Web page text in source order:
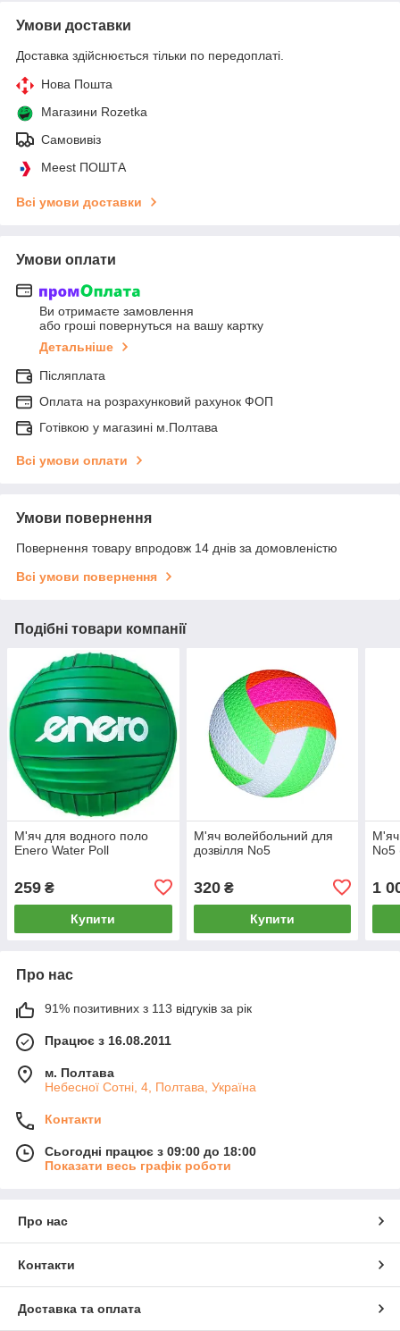
Умови доставки
Доставка здійснюється тільки по передоплаті.
Нова Пошта
Магазини Rozetka
Самовивіз
Meest ПОШТА
Всі умови доставки
Умови оплати
Ви отримаєте замовлення
або гроші повернуться на вашу картку
Детальніше
Післяплата
Оплата на розрахунковий рахунок ФОП
Готівкою у магазині м.Полтава
Всі умови оплати
Умови повернення
Повернення товару впродовж 14 днів за домовленістю
Всі умови повернення
Подібні товари компанії
М'яч для водного поло
Enero Water Poll
259 ₴
Купити
М'яч волейбольний для
дозвілля No5
320₴
Купити
М'яч
No5
1
Про нас
91% позитивних з 113 відгуків за рік
Працює з 16.08.2011
м. Полтава
Небесної Сотні, 4, Полтава, Україна
Контакти
Сьогодні працює з 09:00 до 18:00
Показати весь графік роботи
Про нас
Контакти
Доставка та оплата